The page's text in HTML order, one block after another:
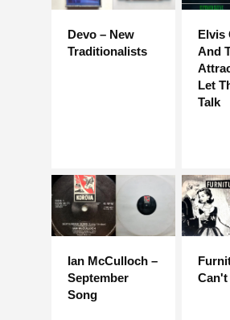
Devo – New
Traditionalists
Elvis
And
Let
Talk
Ian McCulloch –
September
Song
Can't